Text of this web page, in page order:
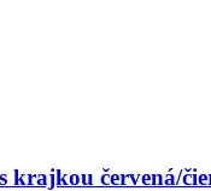
krajkou červená/